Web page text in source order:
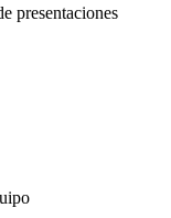
presentaciones